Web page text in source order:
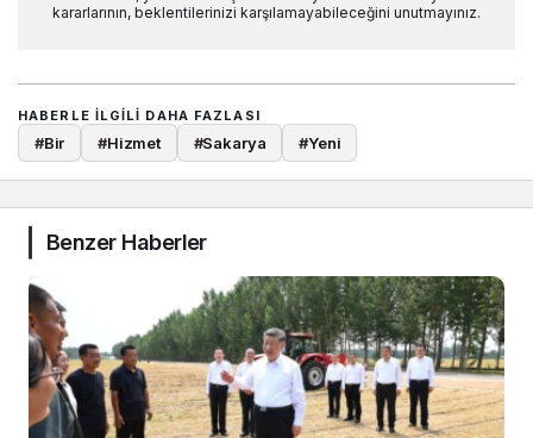
kararlarının, beklentilerinizi karşılamayabileceğini unutmayınız.
HABERLE ILGILI DAHA FAZLASI
#Bir #Hizmet #Sakarya #Yeni
Benzer Haberler